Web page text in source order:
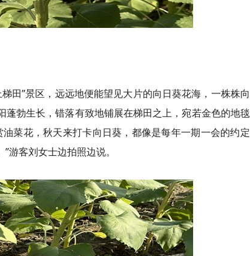
田”景区，远远地便能望见大片的向日葵花海，一株株
勃生长，错落有致地铺展在梯田之上，宛若金色的地毯
菜花，秋天来打卡向日葵，都像是每年一期一会的约定
游客刘女士边拍照边说。